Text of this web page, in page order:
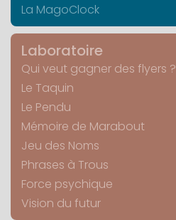
La MagoClock
Laboratoire
Qui veut gagner des flyers ?
Le Taquin
Le Pendu
Mémoire de Marabout
Jeu des Noms
Phrases à Trous
Force psychique
Vision du futur